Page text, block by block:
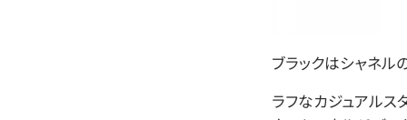
ブラックはシャネル
ラフなカジュアルス